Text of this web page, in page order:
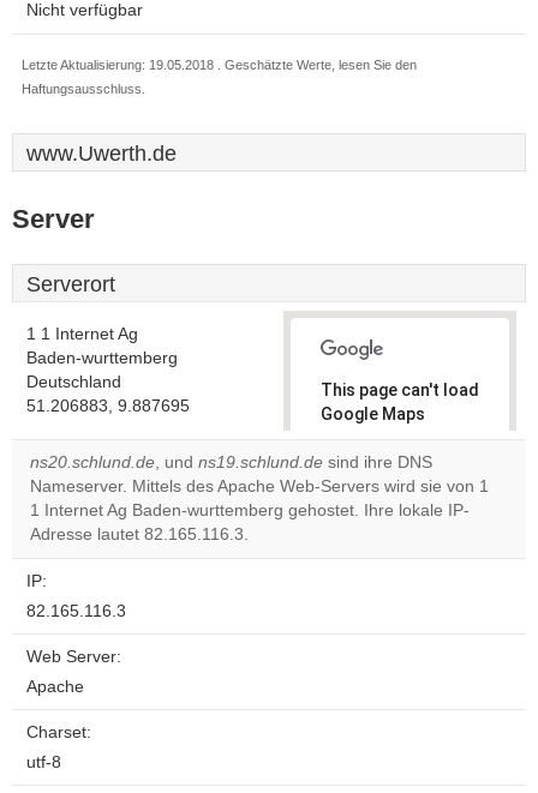
Nicht verfügbar
Letzte Aktualisierung: 19.05.2018 . Geschätzte Werte, lesen Sie den
Haftungsausschluss.
www.Uwerth.de
Server
Serverort
1 1 Internet Ag
Baden-wurttemberg
Deutschland
51.206883, 9.887695
This page can't load
Google Maps
correctly.
Do you
own this
OK
ns20.schlund.de, und ns19.schlund.de sind ihre DNS
Nameserver. Mittels des Apache Web-Servers wird sie von 1
1 Internet Ag Baden-wurttemberg gehostet. Ihre lokale IP-
Adresse lautet 82.165.116.3.
IP:
82.165.116.3
Web Server:
Apache
Charset:
utf-8